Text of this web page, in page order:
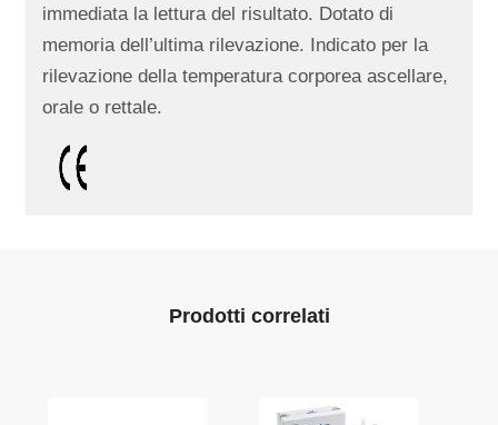
immediata la lettura del risultato. Dotato di
memoria dell’ultima rilevazione. Indicato per la
rilevazione della temperatura corporea ascellare,
orale o rettale.
Prodotti correlati